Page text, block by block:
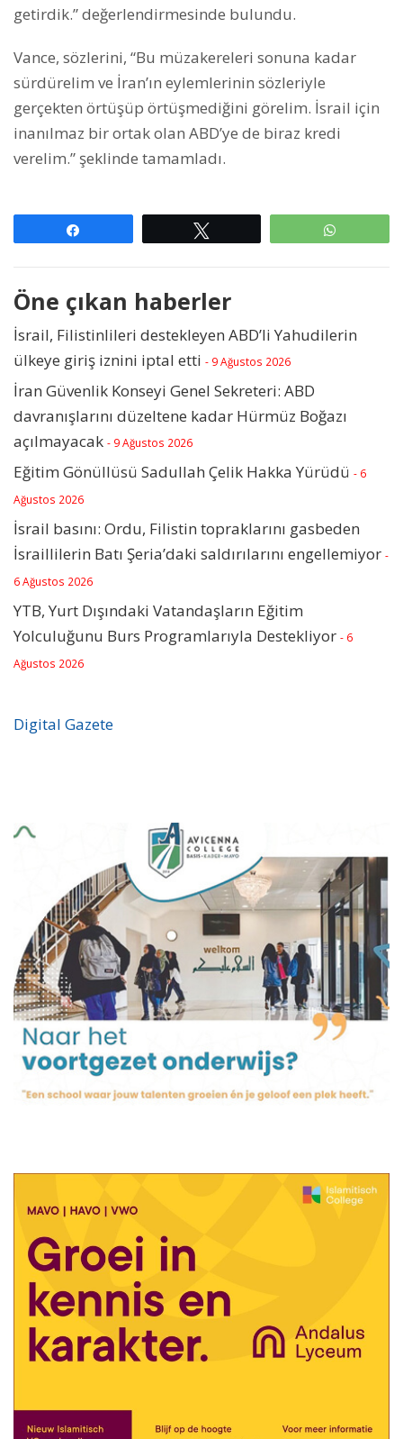
getirdik.” değerlendirmesinde bulundu.
​​​​​​​Vance, sözlerini, “Bu müzakereleri sonuna kadar
sürdürelim ve İran’ın eylemlerinin sözleriyle
gerçekten örtüşüp örtüşmediğini görelim. İsrail için
inanılmaz bir ortak olan ABD’ye de biraz kredi
verelim.” şeklinde tamamladı.
Öne çıkan haberler
İsrail, Filistinlileri destekleyen ABD’li Yahudilerin
ülkeye giriş iznini iptal etti - 9 Ağustos 2026
İran Güvenlik Konseyi Genel Sekreteri: ABD
davranışlarını düzeltene kadar Hürmüz Boğazı
açılmayacak - 9 Ağustos 2026
Eğitim Gönüllüsü Sadullah Çelik Hakka Yürüdü - 6
Ağustos 2026
İsrail basını: Ordu, Filistin topraklarını gasbeden
İsraillilerin Batı Şeria’daki saldırılarını engellemiyor -
6 Ağustos 2026
YTB, Yurt Dışındaki Vatandaşların Eğitim
Yolculuğunu Burs Programlarıyla Destekliyor - 6
Ağustos 2026
Digital Gazete